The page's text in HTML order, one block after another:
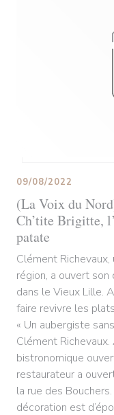
(La Voix du
Ch’tite Brigitte,
patate
09/08/2022
Clément
région, a ouvert
dans le Vieux Lille.
faire revivre les
« Un aubergiste
Clément
bistronomique
restaurateur a
la rue des
décoration est